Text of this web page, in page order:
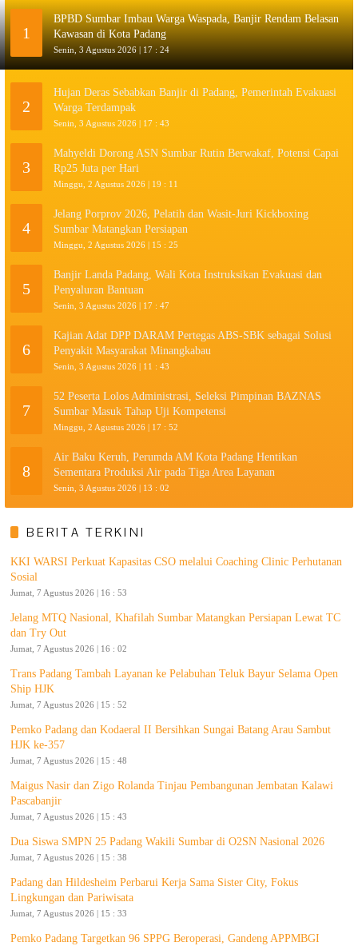
1
BPBD Sumbar Imbau Warga Waspada, Banjir Rendam Belasan
Kawasan di Kota Padang
Senin, 3 Agustus 2026 | 17 : 24
2
Hujan Deras Sebabkan Banjir di Padang, Pemerintah Evakuasi
Warga Terdampak
Senin, 3 Agustus 2026 | 17 : 43
3
Mahyeldi Dorong ASN Sumbar Rutin Berwakaf, Potensi Capai
Rp25 Juta per Hari
Minggu, 2 Agustus 2026 | 19 : 11
4
Jelang Porprov 2026, Pelatih dan Wasit-Juri Kickboxing
Sumbar Matangkan Persiapan
Minggu, 2 Agustus 2026 | 15 : 25
5
Banjir Landa Padang, Wali Kota Instruksikan Evakuasi dan
Penyaluran Bantuan
Senin, 3 Agustus 2026 | 17 : 47
6
Kajian Adat DPP DARAM Pertegas ABS-SBK sebagai Solusi
Penyakit Masyarakat Minangkabau
Senin, 3 Agustus 2026 | 11 : 43
7
52 Peserta Lolos Administrasi, Seleksi Pimpinan BAZNAS
Sumbar Masuk Tahap Uji Kompetensi
Minggu, 2 Agustus 2026 | 17 : 52
8
Air Baku Keruh, Perumda AM Kota Padang Hentikan
Sementara Produksi Air pada Tiga Area Layanan
Senin, 3 Agustus 2026 | 13 : 02
BERITA TERKINI
KKI WARSI Perkuat Kapasitas CSO melalui Coaching Clinic Perhutanan
Sosial
Jumat, 7 Agustus 2026 | 16 : 53
Jelang MTQ Nasional, Khafilah Sumbar Matangkan Persiapan Lewat TC
dan Try Out
Jumat, 7 Agustus 2026 | 16 : 02
Trans Padang Tambah Layanan ke Pelabuhan Teluk Bayur Selama Open
Ship HJK
Jumat, 7 Agustus 2026 | 15 : 52
Pemko Padang dan Kodaeral II Bersihkan Sungai Batang Arau Sambut
HJK ke-357
Jumat, 7 Agustus 2026 | 15 : 48
Maigus Nasir dan Zigo Rolanda Tinjau Pembangunan Jembatan Kalawi
Pascabanjir
Jumat, 7 Agustus 2026 | 15 : 43
Dua Siswa SMPN 25 Padang Wakili Sumbar di O2SN Nasional 2026
Jumat, 7 Agustus 2026 | 15 : 38
Padang dan Hildesheim Perbarui Kerja Sama Sister City, Fokus
Lingkungan dan Pariwisata
Jumat, 7 Agustus 2026 | 15 : 33
Pemko Padang Targetkan 96 SPPG Beroperasi, Gandeng APPMBGI